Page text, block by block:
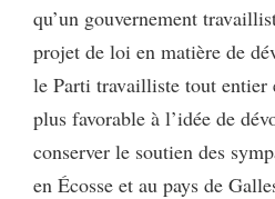
qu’un gouvernement
projet de loi en matière de
le Parti travailliste tout entier
plus favorable à l’idée de
conserver le soutien des
en Écosse et au pays de